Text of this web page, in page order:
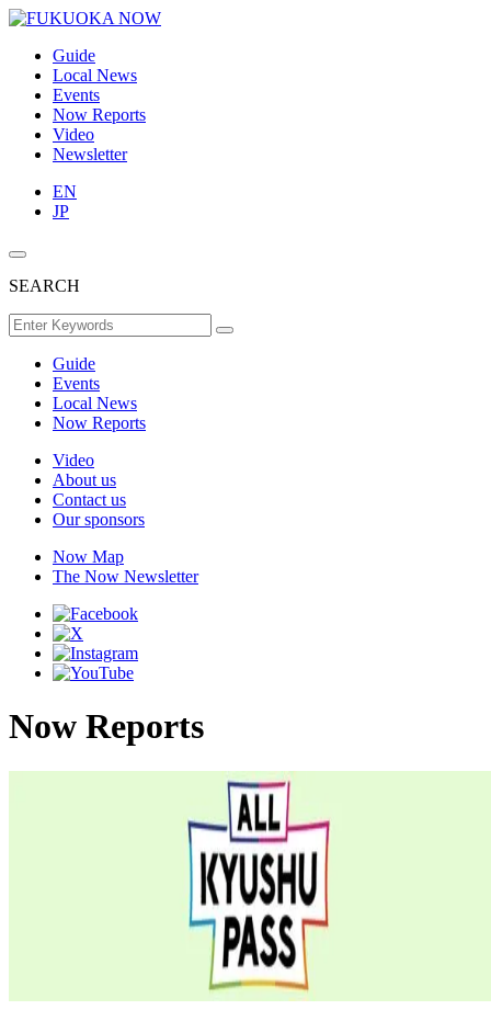
Guide
Local News
Events
Now Reports
Video
Newsletter
EN
JP
SEARCH
Guide
Events
Local News
Now Reports
Video
About us
Contact us
Our sponsors
Now Map
The Now Newsletter
Now Reports